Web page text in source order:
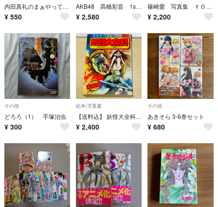
内田真礼のまぁやってみるか！
¥ 550
AKB48 髙橋彩音 1st 写真集 ひとり姉妹 アイドル 新品
¥ 2,580
篠崎愛 写真集 ＹＯＵＮＧ ＣＨＡＭＰＩＯＮ １５ｙｅａｒｓ Ｍｅｍｏｒｙ
¥ 2,200
その他
どろろ（1） 手塚治虫
¥ 300
絵本/児童書
【送料込】 妖怪大全科 佐藤有文 秋田書店 大全科シリーズ
¥ 2,400
その他
あきそら 3-6巻セット
¥ 680